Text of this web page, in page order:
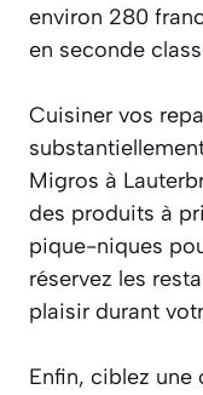
environ 280
en seconde
Cuisiner vos
Migros à
des produits à
pique-niques
réservez les
plaisir durant
Enfin, ciblez une